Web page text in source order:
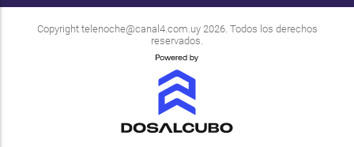
Copyright telenoche@canal4.com.uy2026. Todos los derechos
reservados.